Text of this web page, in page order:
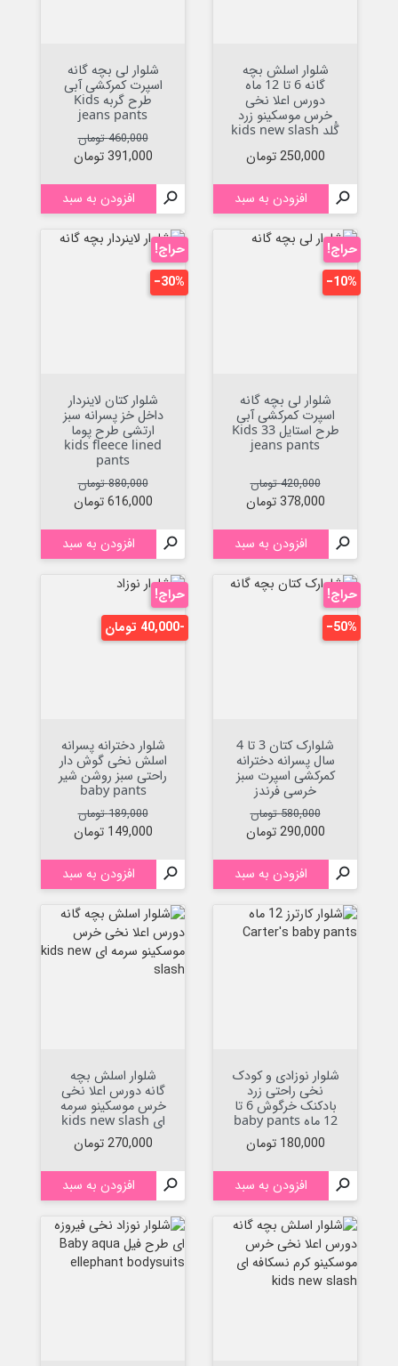
شلوار اسلش بچه
گانه 6 تا 12 ماه
دورس اعلا نخی
خرس موسکینو زرد
گُلد kids new slash
قیمت
250,000 تومان
 افزودن به سبد
شلوار لی بچه گانه
اسپرت کمرکشی آبی
طرح گربه Kids
jeans pants
قیمت عادی
460,000 تومان
قیمت
391,000 تومان
 افزودن به سبد
شلوار لی بچه گانه
اسپرت کمرکشی آبی
طرح استایل 33 Kids
jeans pants
قیمت عادی
420,000 تومان
قیمت
378,000 تومان
 افزودن به سبد
حراج!
‎−10%
شلوار کتان لاینردار
داخل خز پسرانه سبز
ارتشی طرح پوما
kids fleece lined
pants
قیمت عادی
880,000 تومان
قیمت
616,000 تومان
 افزودن به سبد
حراج!
‎−30%
شلوارک کتان 3 تا 4
سال پسرانه دخترانه
کمرکشی اسپرت سبز
خرسی فرندز
قیمت عادی
580,000 تومان
قیمت
290,000 تومان
 افزودن به سبد
حراج!
‎−50%
شلوار دخترانه پسرانه
اسلش نخی گوش دار
راحتی سبز روشن شیر
baby pants
قیمت عادی
189,000 تومان
قیمت
149,000 تومان
 افزودن به سبد
حراج!
-40,000 تومان
شلوار نوزادی و کودک
نخی راحتی زرد
بادکنک خرگوش 6 تا
12 ماه baby pants
قیمت
180,000 تومان
 افزودن به سبد
شلوار اسلش بچه
گانه دورس اعلا نخی
خرس موسکینو سرمه
ای kids new slash
قیمت
270,000 تومان
 افزودن به سبد